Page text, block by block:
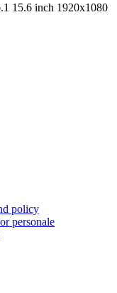
policy
personale